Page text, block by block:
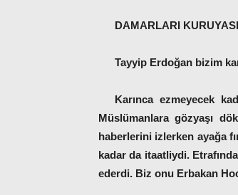
DAMARLARI
Tayyip Erdoğan bizim
Karınca ezmeyecek
Müslümanlara gözyaşı
haberlerini izlerken ayağa
kadar da itaatliydi.
ederdi. Biz onu Erbakan